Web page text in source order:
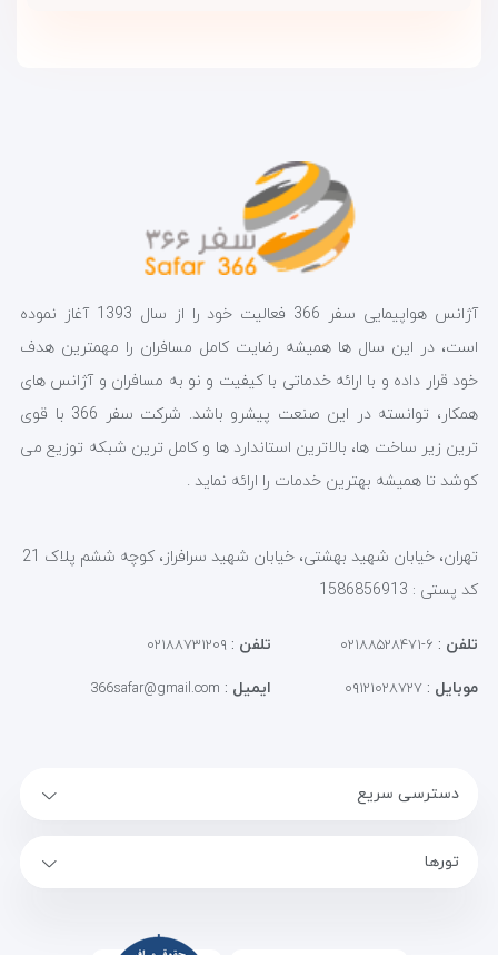
آژانس هواپیمایی سفر 366 فعالیت خود را از سال 1393 آغاز نموده
است، در این سال ها همیشه رضایت کامل مسافران را مهمترین هدف
خود قرار داده و با ارائه خدماتی با کیفیت و نو به مسافران و آژانس های
همکار، توانسته در این صنعت پیشرو باشد. شرکت سفر 366 با قوی
ترین زیر ساخت ها، بالاترین استاندارد ها و کامل ترین شبکه توزیع می
کوشد تا همیشه بهترین خدمات را ارائه نماید .
تهران، خیابان شهید بهشتی، خیابان شهید سرافراز، کوچه ششم پلاک 21
کد پستی : 1586856913
تلفن : ۶-۰۲۱۸۸۵۲۸۴۷۱ تلفن : ۰۲۱۸۸۷۳۱۲۰۹
موبایل : ۰۹۱۲۱۰۲۸۷۲۷ ایمیل :
366safar@gmail.com
دسترسی سریع
تورها